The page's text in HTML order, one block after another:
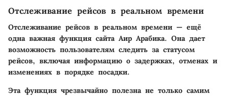
Отслеживание рейсов в реальном времени
Отслеживание рейсов в реальном времени — ещё
одна важная функция сайта Аир Арабика. Она дает
возможность пользователям следить за статусом
рейсов, включая информацию о задержках, отменах и
изменениях в порядке посадки.
Эта функция чрезвычайно полезна не только самим